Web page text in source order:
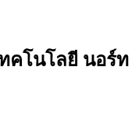
คโนโลยี นอร์ท